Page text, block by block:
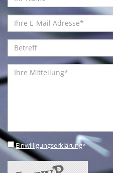
Einwilligungserklärung*